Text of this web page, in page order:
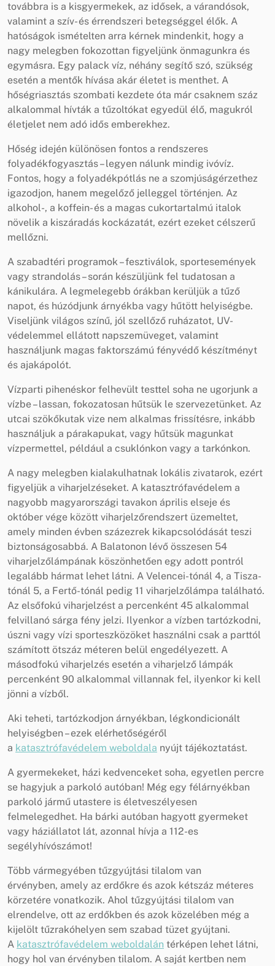
továbbra is a kisgyermekek, az idősek, a várandósok,
valamint a szív- és érrendszeri betegséggel élők. A
hatóságok ismételten arra kérnek mindenkit, hogy a
nagy melegben fokozottan figyeljünk önmagunkra és
egymásra. Egy palack víz, néhány segítő szó, szükség
esetén a mentők hívása akár életet is menthet. A
hőségriasztás szombati kezdete óta már csaknem száz
alkalommal hívták a tűzoltókat egyedül élő, magukról
életjelet nem adó idős emberekhez.
Hőség idején különösen fontos a rendszeres
folyadékfogyasztás – legyen nálunk mindig ivóvíz.
Fontos, hogy a folyadékpótlás ne a szomjúságérzethez
igazodjon, hanem megelőző jelleggel történjen. Az
alkohol-, a koffein- és a magas cukortartalmú italok
növelik a kiszáradás kockázatát, ezért ezeket célszerű
mellőzni.
A szabadtéri programok – fesztiválok, sportesemények
vagy strandolás – során készüljünk fel tudatosan a
kánikulára. A legmelegebb órákban kerüljük a tűző
napot, és húzódjunk árnyékba vagy hűtött helyiségbe.
Viseljünk világos színű, jól szellőző ruházatot, UV-
védelemmel ellátott napszemüveget, valamint
használjunk magas faktorszámú fényvédő készítményt
és ajakápolót.
Vízparti pihenéskor felhevült testtel soha ne ugorjunk a
vízbe – lassan, fokozatosan hűtsük le szervezetünket. Az
utcai szökőkutak vize nem alkalmas frissítésre, inkább
használjuk a párakapukat, vagy hűtsük magunkat
vízpermettel, például a csuklónkon vagy a tarkónkon.
A nagy melegben kialakulhatnak lokális zivatarok, ezért
figyeljük a viharjelzéseket. A katasztrófavédelem a
nagyobb magyarországi tavakon április elseje és
október vége között viharjelzőrendszert üzemeltet,
amely minden évben százezrek kikapcsolódását teszi
biztonságosabbá. A Balatonon lévő összesen 54
viharjelzőlámpának köszönhetően egy adott pontról
legalább hármat lehet látni. A Velencei-tónál 4, a Tisza-
tónál 5, a Fertő-tónál pedig 11 viharjelzőlámpa található.
Az elsőfokú viharjelzést a percenként 45 alkalommal
felvillanó sárga fény jelzi. Ilyenkor a vízben tartózkodni,
úszni vagy vízi sporteszközöket használni csak a parttól
számított ötszáz méteren belül engedélyezett. A
másodfokú viharjelzés esetén a viharjelző lámpák
percenként 90 alkalommal villannak fel, ilyenkor ki kell
jönni a vízből.
Aki teheti, tartózkodjon árnyékban, légkondicionált
helyiségben – ezek elérhetőségéről
a katasztrófavédelem weboldala nyújt tájékoztatást.
A gyermekeket, házi kedvenceket soha, egyetlen percre
se hagyjuk a parkoló autóban! Még egy félárnyékban
parkoló jármű utastere is életveszélyesen
felmelegedhet. Ha bárki autóban hagyott gyermeket
vagy háziállatot lát, azonnal hívja a 112-es
segélyhívószámot!
Több vármegyében tűzgyújtási tilalom van
érvényben, amely az erdőkre és azok kétszáz méteres
körzetére vonatkozik. Ahol tűzgyújtási tilalom van
elrendelve, ott az erdőkben és azok közelében még a
kijelölt tűzrakóhelyen sem szabad tüzet gyújtani.
A katasztrófavédelem weboldalán térképen lehet látni,
hogy hol van érvényben tilalom. A saját kertben nem